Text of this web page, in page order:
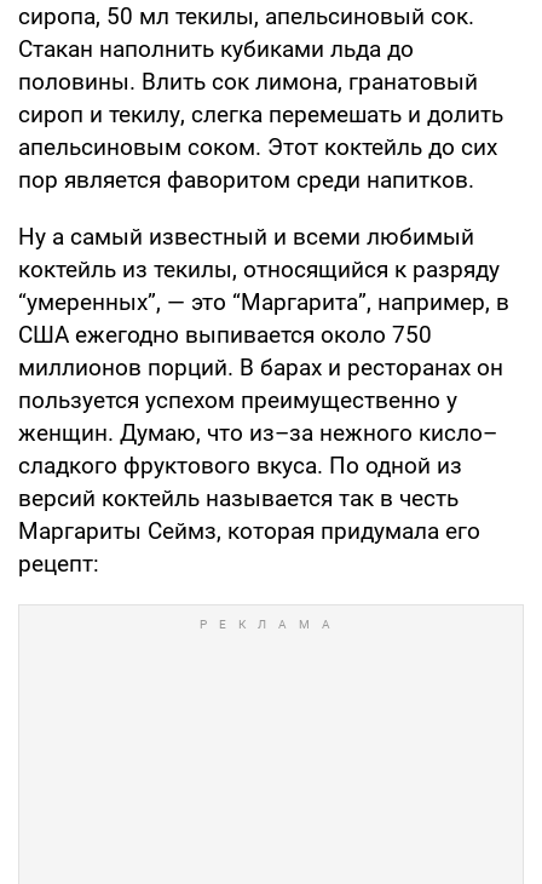
сиропа, 50 мл текилы, апельсиновый сок.
Стакан наполнить кубиками льда до
половины. Влить сок лимона, гранатовый
сироп и текилу, слегка перемешать и долить
апельсиновым соком. Этот коктейль до сих
пор является фаворитом среди напитков.
Ну а самый известный и всеми любимый
коктейль из текилы, относящийся к разряду
“умеренных”, — это “Маргарита”, например, в
США ежегодно выпивается около 750
миллионов порций. В барах и ресторанах он
пользуется успехом преимущественно у
женщин. Думаю, что из–за нежного кисло–
сладкого фруктового вкуса. По одной из
версий коктейль называется так в честь
Маргариты Сеймз, которая придумала его
рецепт: